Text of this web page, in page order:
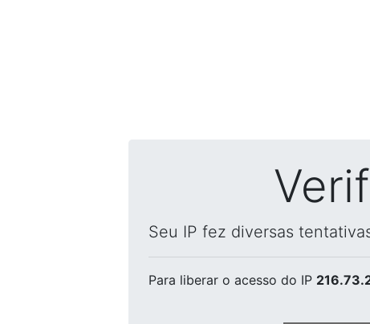
Seu IP fez diversas
Para liberar o acesso do IP